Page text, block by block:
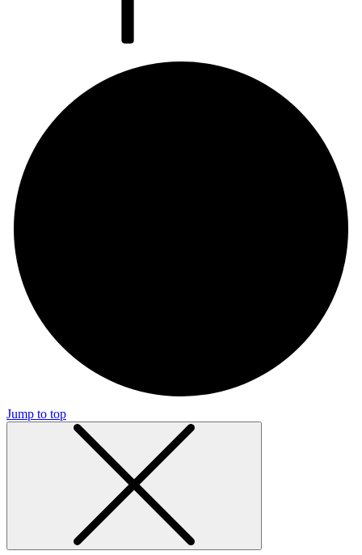
Jump to top